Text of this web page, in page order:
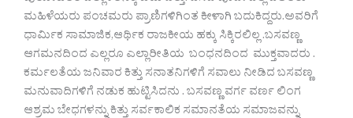
ಮಹಿಳೆಯರು ಪಂಚಮರು ಪ್ರಾಣಿಗಳಿಗಿಂತ ಕೀಳಾಗಿ ಬದುಕಿದ್ದರು.ಅವರಿಗೆ
ಧಾರ್ಮಿಕ ಸಾಮಾಜಿಕ,ಆರ್ಥಿಕ ರಾಜಕೀಯ ಹಕ್ಕು ಸಿಕ್ಕಿರಲಿಲ್ಲ .ಬಸವಣ್ಣ
ಆಗಮನದಿಂದ ಎಲ್ಲರೂ ಎಲ್ಲಾರೀತಿಯ ಬಂಧನದಿಂದ ಮುಕ್ತವಾದರು .
ಕರ್ಮಲತೆಯ ಜನಿವಾರ ಕಿತ್ತು ಸನಾತನಿಗಳಿಗೆ ಸವಾಲು ನೀಡಿದ ಬಸವಣ್ಣ
ಮನುವಾದಿಗಳಿಗೆ ನಡುಕ ಹುಟ್ಟಿಸಿದನು . ಬಸವಣ್ಣ ವರ್ಗ ವರ್ಣ ಲಿಂಗ
ಆಶ್ರಮ ಬೇಧಗಳನ್ನು ಕಿತ್ತು ಸರ್ವಕಾಲಿಕ ಸಮಾನತೆಯ ಸಮಾಜವನ್ನು